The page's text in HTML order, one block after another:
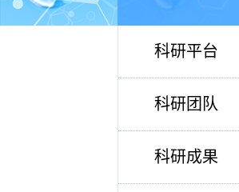
科研平台
科研团队
科研成果